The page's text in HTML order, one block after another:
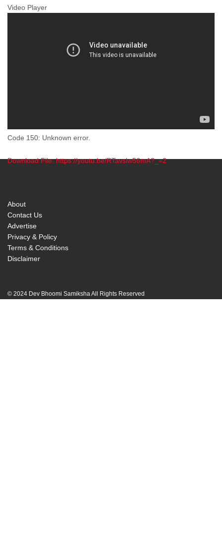
Video Player
Code 150: Unknown error.
Download File: https://youtu.be/RTavslw56mA?_=2
About
Contact Us
Advertise
Privacy & Policy
Terms & Conditions
Disclaimer
© 2024 Dev Bhoomi Samiksha All Rights Reserved